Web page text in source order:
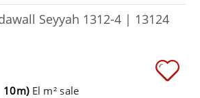
Seyyah 1312-4 | 13124
10m) El m² sale